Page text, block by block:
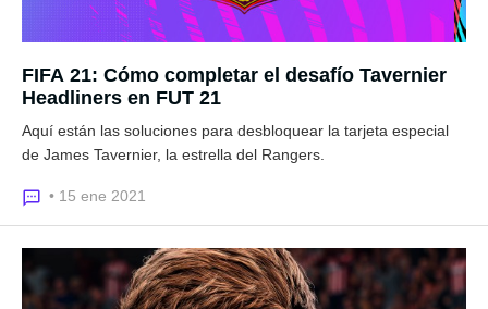
FIFA 21: Cómo completar el desafío Tavernier
Headliners en FUT 21
Aquí están las soluciones para desbloquear la tarjeta especial
de James Tavernier, la estrella del Rangers.
• 15 ene 2021